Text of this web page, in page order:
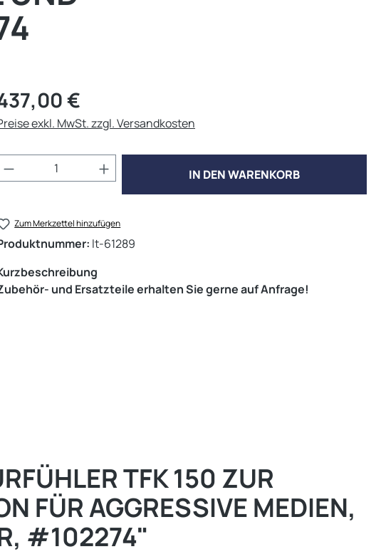
Regulärer Preis:
€
exkl. MwSt. zzgl. Versandkosten
Produkt Anzahl: Gib den gewünschten Wert
IN DEN WARENKORB
Zum Merkzettel hinzufügen
lt-61289
und Ersatzteile erhalten Sie gerne auf Anfrage!
TFK 150 ZUR
FÜR AGGRESSIVE MEDIEN,
#102274"